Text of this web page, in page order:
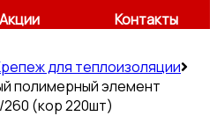
Акции Контакты
для теплоизоляции
полимерный элемент
260 (кор 220шт)